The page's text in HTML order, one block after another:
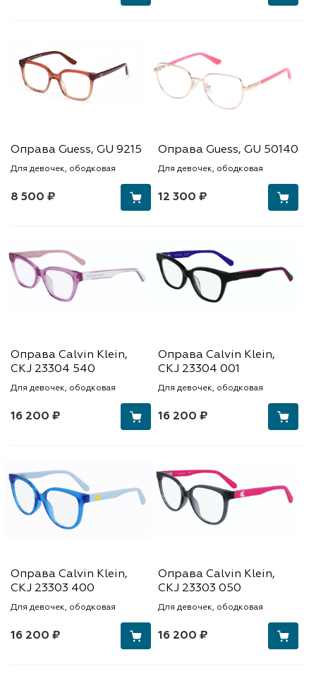
8 500 ₽
Оправа Guess, GU 9215
Для девочек, ободковая
12 300 ₽
Оправа Guess, GU 50140
Для девочек, ободковая
16 200 ₽
Оправа Calvin Klein,
CKJ 23304 540
Для девочек, ободковая
16 200 ₽
Оправа Calvin Klein,
CKJ 23304 001
Для девочек, ободковая
16 200 ₽
Оправа Calvin Klein,
CKJ 23303 400
Для девочек, ободковая
16 200 ₽
Оправа Calvin Klein,
CKJ 23303 050
Для девочек, ободковая